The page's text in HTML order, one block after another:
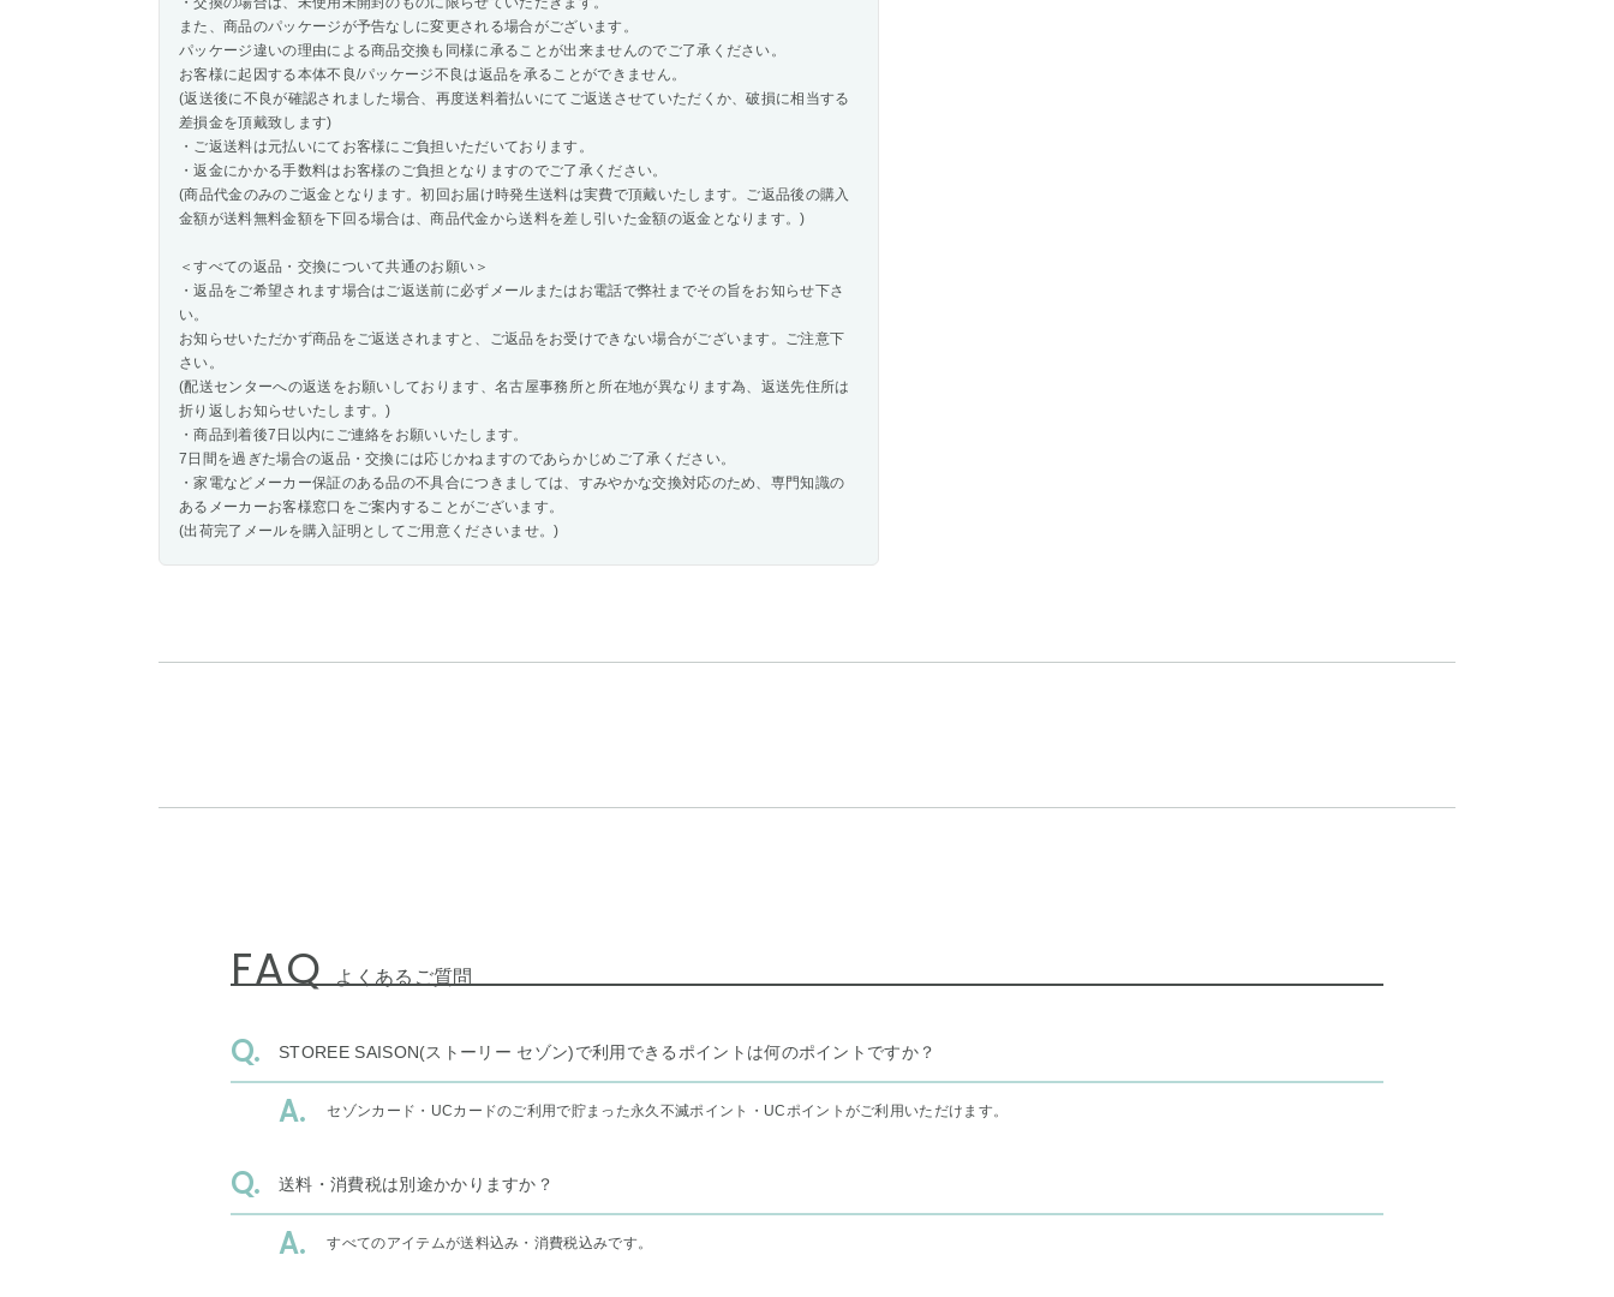
また、商品のパッケージが予告なしに変更される場合がございます。
パッケージ違いの理由による商品交換も同様に承ることが出来ませんのでご了承ください。
お客様に起因する本体不良/パッケージ不良は返品を承ることができません。
(返送後に不良が確認されました場合、再度送料着払いにてご返送させていただくか、破損に相当する
差損金を頂戴致します)
・ご返送料は元払いにてお客様にご負担いただいております。
・返金にかかる手数料はお客様のご負担となりますのでご了承ください。
(商品代金のみのご返金となります。初回お届け時発生送料は実費で頂戴いたします。ご返品後の購入
金額が送料無料金額を下回る場合は、商品代金から送料を差し引いた金額の返金となります。)
＜すべての返品・交換について共通のお願い＞
・返品をご希望されます場合はご返送前に必ずメールまたはお電話で弊社までその旨をお知らせ下さ
い。
お知らせいただかず商品をご返送されますと、ご返品をお受けできない場合がございます。ご注意下
さい。
(配送センターへの返送をお願いしております、名古屋事務所と所在地が異なります為、返送先住所は
折り返しお知らせいたします。)
・商品到着後7日以内にご連絡をお願いいたします。
7日間を過ぎた場合の返品・交換には応じかねますのであらかじめご了承ください。
・家電などメーカー保証のある品の不具合につきましては、すみやかな交換対応のため、専門知識の
あるメーカーお客様窓口をご案内することがございます。
(出荷完了メールを購入証明としてご用意くださいませ。)
FAQ よくあるご質問
STOREE SAISON(ストーリー セゾン)で利用できるポイントは何のポイントですか？
セゾンカード・UCカードのご利用で貯まった永久不滅ポイント・UCポイントがご利用いただけます。
送料・消費税は別途かかりますか？
すべてのアイテムが送料込み・消費税込みです。